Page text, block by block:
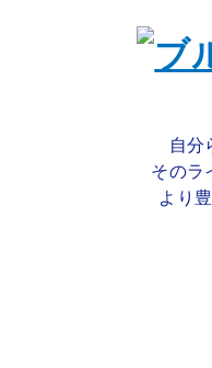
自分
そのラ
より